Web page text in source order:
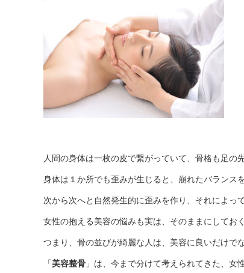
人間の身体は一枚の皮で繋がっていて、骨格も足の
身体は１か所でも歪みが生じると、崩れたバランス
次から次へと自然発生的に歪みを作り、それによっ
女性の抱える美容の悩みも実は、そのままにしてお
つまり、骨の並びが綺麗な人は、美容に良いだけで
「美容整骨 」は、今まで分けて考えられてきた、